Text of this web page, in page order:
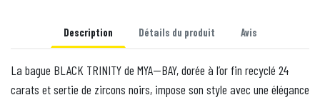
Description Détails du produit Avis
La bague BLACK TRINITY de MYA—BAY, dorée à l’or fin recyclé 24
carats et sertie de zircons noirs, impose son style avec une élégance